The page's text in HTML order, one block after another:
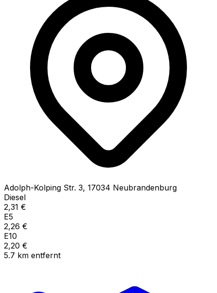
Adolph-Kolping Str. 3, 17034 Neubrandenburg
Diesel
2,31 €
E5
2,26 €
E10
2,20 €
5.7 km entfernt